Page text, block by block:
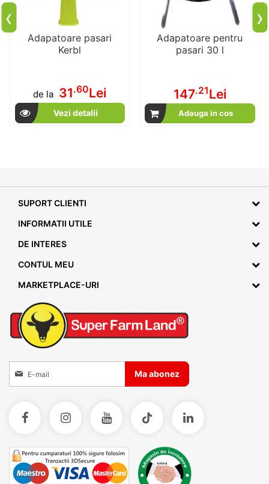
Adapatoare pasari
Kerbl
de la 31.60Lei
Vezi detalii
Adapatoare pentru
pasari 30 l
147.21Lei
Adauga in cos
‹ ›
SUPORT CLIENTI
INFORMATII UTILE
DE INTERES
CONTUL MEU
MARKETPLACE-URI
Inscrieti-va la Buletinele noastre informative
Ma abonez